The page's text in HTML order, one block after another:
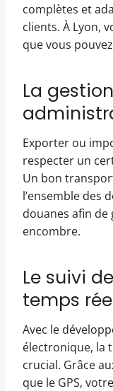
complètes et
clients. À Lyon,
que vous
La
Exporter ou
respecter un
Un bon
l’ensemble des
douanes afin
encombre.
Le suivi
temps
Avec le
électronique, la
crucial. Grâce
que le GPS,